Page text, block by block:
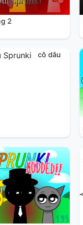
2
cô dâu